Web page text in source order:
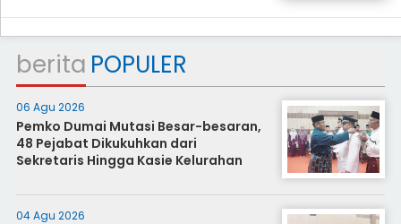
berita POPULER
06 Agu 2026
Pemko Dumai Mutasi Besar-besaran,
48 Pejabat Dikukuhkan dari
Sekretaris Hingga Kasie Kelurahan
04 Agu 2026